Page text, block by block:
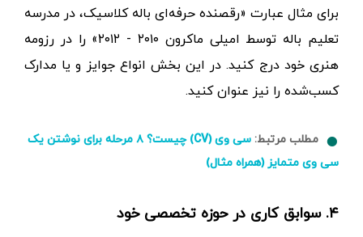
برای مثال عبارت «رقصنده حرفه‌ای باله کلاسیک، در مدرسه
تعلیم باله توسط امیلی ماکرون ۲۰۱۰ - ۲۰۱۲» را در رزومه
هنری خود درج کنید. در این بخش انواع جوایز و یا مدارک
کسب‌شده را نیز عنوان کنید.
مطلب مرتبط:
سی وی (CV) چیست؟ ۸ مرحله برای نوشتن یک
سی وی متمایز (همراه مثال)
۴. سوابق کاری در حوزه تخصصی خود